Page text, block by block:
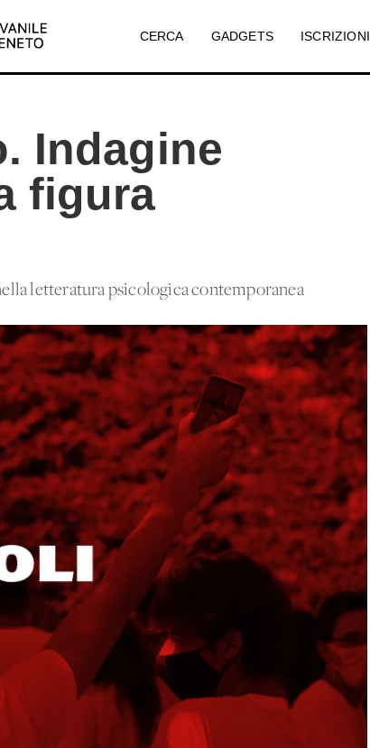
CERCA GADGETS ISCRIZIONI
Indagine
figura
letteratura psicologica contemporanea